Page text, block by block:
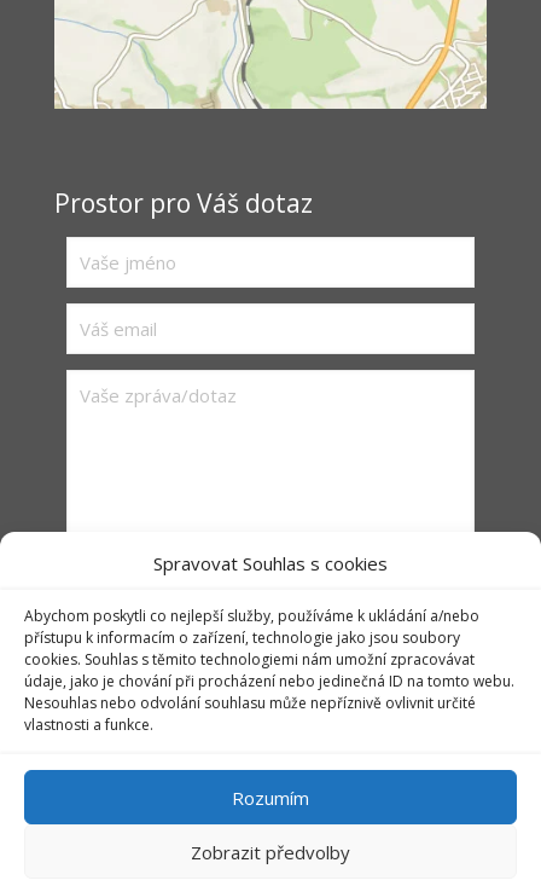
Spravovat Souhlas s cookies
Abychom poskytli co nejlepší služby, používáme k ukládání a/nebo
přístupu k informacím o zařízení, technologie jako jsou soubory
cookies. Souhlas s těmito technologiemi nám umožní zpracovávat
údaje, jako je chování při procházení nebo jedinečná ID na tomto webu.
Nesouhlas nebo odvolání souhlasu může nepříznivě ovlivnit určité
vlastnosti a funkce.
Rozumím
Zobrazit předvolby
Prostor pro Váš dotaz
Realizace © 2018,Xcreative - webdesign